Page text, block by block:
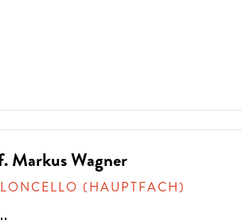
Markus Wagner
(HAUPTFACH)